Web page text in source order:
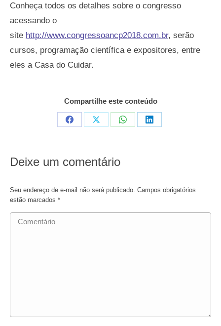
Conheça todos os detalhes sobre o congresso
acessando o
site http://www.congressoancp2018.com.br, serão
cursos, programação científica e expositores, entre
eles a Casa do Cuidar.
Compartilhe este conteúdo
CompartilharCompartilharCompartilharCompartilhar
Deixe um comentário
Seu endereço de e-mail não será publicado. Campos obrigatórios
estão marcados *
Comentário